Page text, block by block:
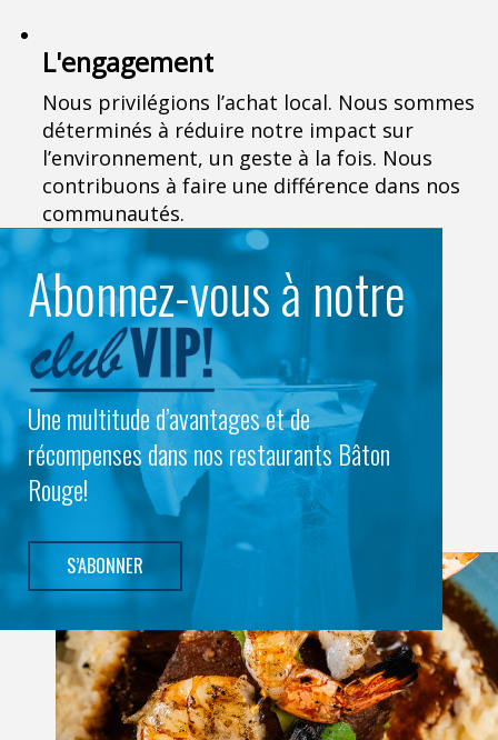
L'engagement
Nous privilégions l’achat local. Nous sommes
déterminés à réduire notre impact sur
l’environnement, un geste à la fois. Nous
contribuons à faire une différence dans nos
communautés.
Abonnez-vous à notre
Une multitude d’avantages et de
récompenses dans nos restaurants Bâton
Rouge!
S’ABONNER